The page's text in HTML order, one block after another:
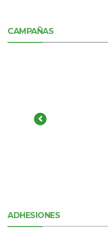
CAMPAÑAS
ADHESIONES